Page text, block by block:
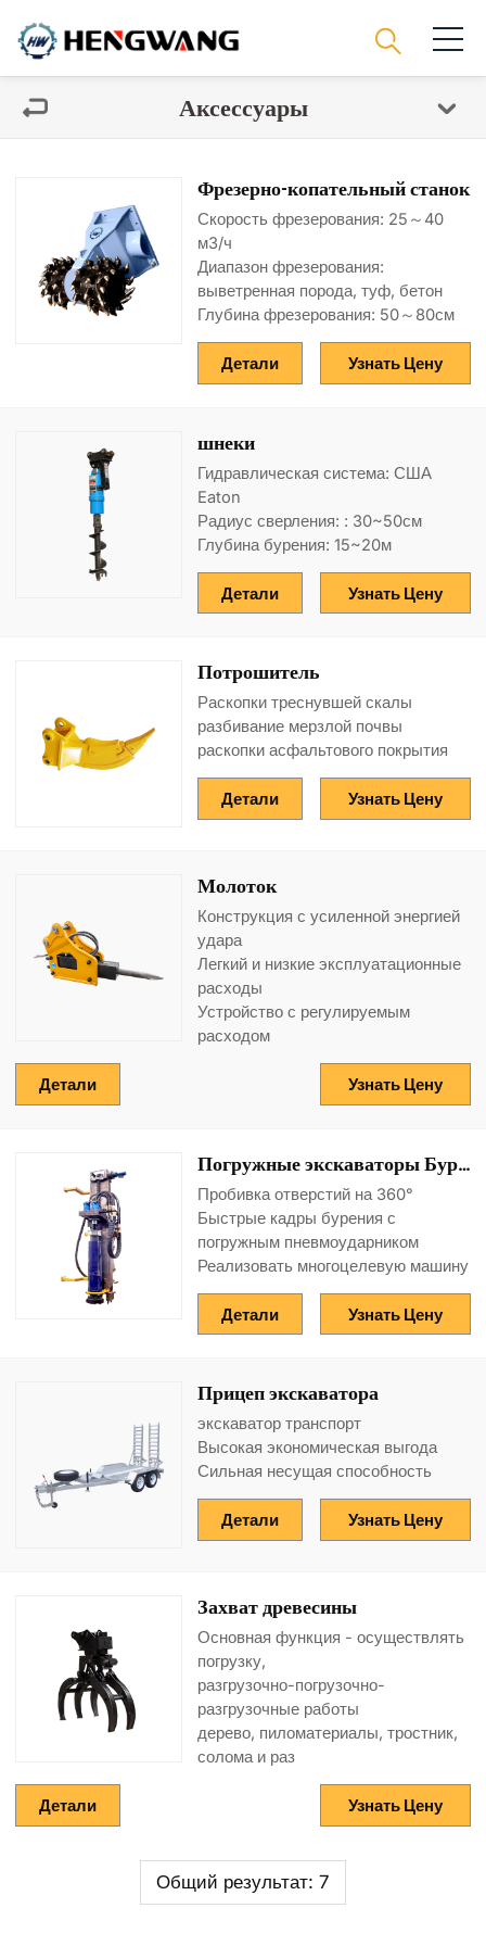
Аксессуары
Фрезерно-копательный станок
Скорость фрезерования: 25～40
м3/ч
Диапазон фрезерования:
выветренная порода, туф, бетон
Глубина фрезерования: 50～80см
Узнать Цену
Детали
шнеки
Гидравлическая система: США
Eaton
Радиус сверления: : 30~50см
Глубина бурения: 15~20м
Узнать Цену
Детали
Потрошитель
Раскопки треснувшей скалы
разбивание мерзлой почвы
раскопки асфальтового покрытия
Узнать Цену
Детали
Молоток
Конструкция с усиленной энергией
удара
Легкий и низкие эксплуатационные
расходы
Устройство с регулируемым
расходом
Узнать Цену
Детали
Погружные экскаваторы Буровое оборудование
Пробивка отверстий на 360°
Быстрые кадры бурения с
погружным пневмоударником
Реализовать многоцелевую машину
Узнать Цену
Детали
Прицеп экскаватора
экскаватор транспорт
Высокая экономическая выгода
Сильная несущая способность
Узнать Цену
Детали
Захват древесины
Основная функция - осуществлять
погрузку,
разгрузочно-погрузочно-
разгрузочные работы
дерево, пиломатериалы, тростник,
солома и раз
Узнать Цену
Детали
Общий результат: 7